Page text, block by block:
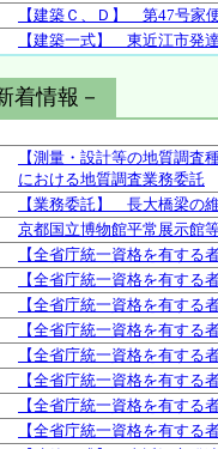
【建築Ｃ、Ｄ】 第47号家
【建築一式】 東近江市発
情報－
【測量・設計等の地質調
における地質調査業務委託
【業務委託】 長大橋梁の
京都国立博物館平常展示館
【全省庁統一資格を有す
【全省庁統一資格を有す
【全省庁統一資格を有す
【全省庁統一資格を有す
【全省庁統一資格を有す
【全省庁統一資格を有す
【全省庁統一資格を有す
【全省庁統一資格を有す